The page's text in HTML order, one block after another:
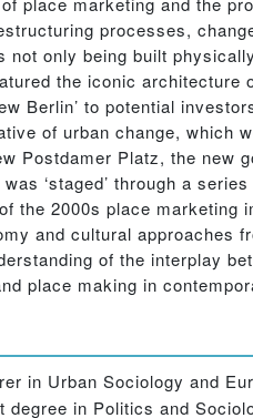
processes,
not only being built
the iconic
Berlin’ to potential
of urban change, which
Postdamer Platz, the
‘staged’ through a
the 2000s place marketing
and cultural approaches
of the interplay
place making in
in Urban Sociology and
degree in Politics and